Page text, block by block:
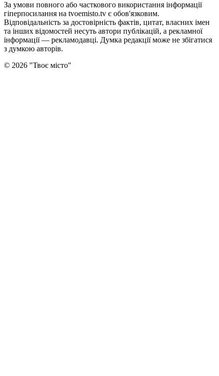
За умови повного або часткового використання iнформацiї
гіперпосилання на tvoemisto.tv є обов'язковим.
Відповідальність за достовірність фактів, цитат, власних імен
та інших відомостей несуть автори публікацій, а рекламної
інформації — рекламодавці. Думка редакцiї може не збiгатися
з думкою авторiв.
© 2026 "Твоє місто"